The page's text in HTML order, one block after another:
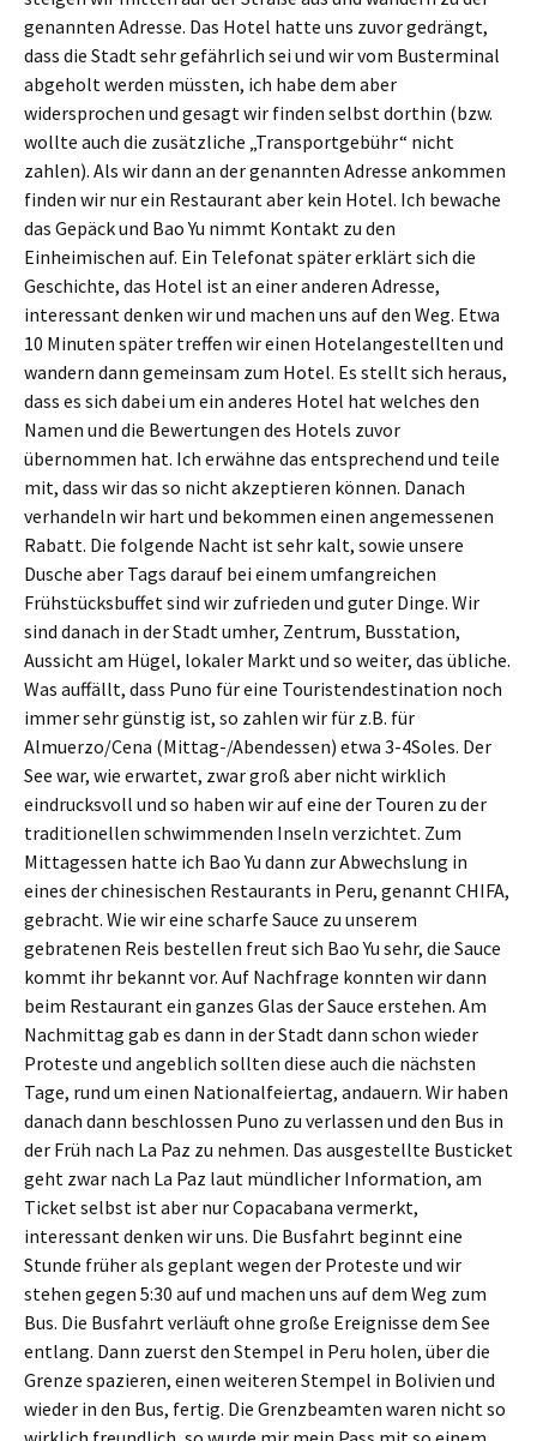
genannten Adresse. Das Hotel hatte uns zuvor gedrängt,
dass die Stadt sehr gefährlich sei und wir vom Busterminal
abgeholt werden müssten, ich habe dem aber
widersprochen und gesagt wir finden selbst dorthin (bzw.
wollte auch die zusätzliche „Transportgebühr“ nicht
zahlen). Als wir dann an der genannten Adresse ankommen
finden wir nur ein Restaurant aber kein Hotel. Ich bewache
das Gepäck und Bao Yu nimmt Kontakt zu den
Einheimischen auf. Ein Telefonat später erklärt sich die
Geschichte, das Hotel ist an einer anderen Adresse,
interessant denken wir und machen uns auf den Weg. Etwa
10 Minuten später treffen wir einen Hotelangestellten und
wandern dann gemeinsam zum Hotel. Es stellt sich heraus,
dass es sich dabei um ein anderes Hotel hat welches den
Namen und die Bewertungen des Hotels zuvor
übernommen hat. Ich erwähne das entsprechend und teile
mit, dass wir das so nicht akzeptieren können. Danach
verhandeln wir hart und bekommen einen angemessenen
Rabatt. Die folgende Nacht ist sehr kalt, sowie unsere
Dusche aber Tags darauf bei einem umfangreichen
Frühstücksbuffet sind wir zufrieden und guter Dinge. Wir
sind danach in der Stadt umher, Zentrum, Busstation,
Aussicht am Hügel, lokaler Markt und so weiter, das übliche.
Was auffällt, dass Puno für eine Touristendestination noch
immer sehr günstig ist, so zahlen wir für z.B. für
Almuerzo/Cena (Mittag-/Abendessen) etwa 3-4Soles. Der
See war, wie erwartet, zwar groß aber nicht wirklich
eindrucksvoll und so haben wir auf eine der Touren zu der
traditionellen schwimmenden Inseln verzichtet. Zum
Mittagessen hatte ich Bao Yu dann zur Abwechslung in
eines der chinesischen Restaurants in Peru, genannt CHIFA,
gebracht. Wie wir eine scharfe Sauce zu unserem
gebratenen Reis bestellen freut sich Bao Yu sehr, die Sauce
kommt ihr bekannt vor. Auf Nachfrage konnten wir dann
beim Restaurant ein ganzes Glas der Sauce erstehen. Am
Nachmittag gab es dann in der Stadt dann schon wieder
Proteste und angeblich sollten diese auch die nächsten
Tage, rund um einen Nationalfeiertag, andauern. Wir haben
danach dann beschlossen Puno zu verlassen und den Bus in
der Früh nach La Paz zu nehmen. Das ausgestellte Busticket
geht zwar nach La Paz laut mündlicher Information, am
Ticket selbst ist aber nur Copacabana vermerkt,
interessant denken wir uns. Die Busfahrt beginnt eine
Stunde früher als geplant wegen der Proteste und wir
stehen gegen 5:30 auf und machen uns auf dem Weg zum
Bus. Die Busfahrt verläuft ohne große Ereignisse dem See
entlang. Dann zuerst den Stempel in Peru holen, über die
Grenze spazieren, einen weiteren Stempel in Bolivien und
wieder in den Bus, fertig. Die Grenzbeamten waren nicht so